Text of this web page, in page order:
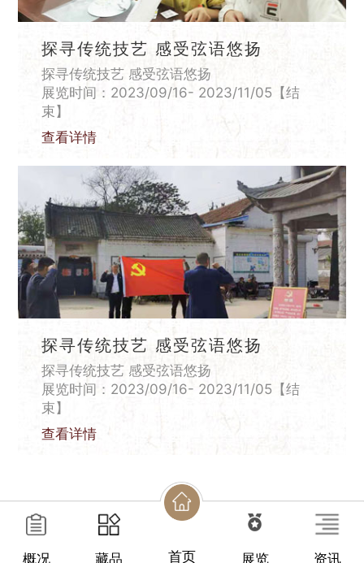
探寻传统技艺 感受弦语悠扬
探寻传统技艺 感受弦语悠扬
展览时间：2023/09/16- 2023/11/05【结
束】
查看详情
探寻传统技艺 感受弦语悠扬
探寻传统技艺 感受弦语悠扬
展览时间：2023/09/16- 2023/11/05【结
束】
查看详情
概况 藏品 首页 展览 资讯